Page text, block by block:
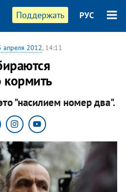
Поддержать РУС
апреля 2012, 14:11
кормить
"насилием номер два".